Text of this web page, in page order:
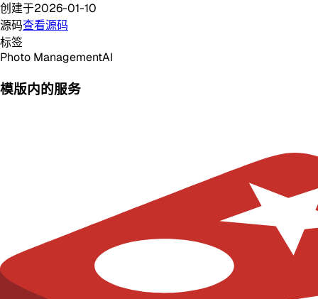
创建于2026-01-10
源码查看源码
标签
Photo ManagementAI
模版内的服务